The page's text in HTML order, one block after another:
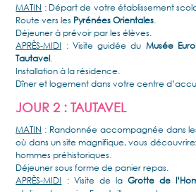
MATIN : Départ de votre établissement
Route vers les Pyrénées Orientales.
Déjeuner à prévoir par les élèves.
APRÈS-MIDI : Visite guidée du Musée
Tautavel.
Installation à la résidence.
Dîner et logement dans votre centre
JOUR 2 : TAUTAVEL
MATIN : Randonnée accompagnée dans
où dans un site magnifique, vous
hommes préhistoriques.
Déjeuner sous forme de panier repas.
APRÈS-MIDI : Visite de la Grotte de